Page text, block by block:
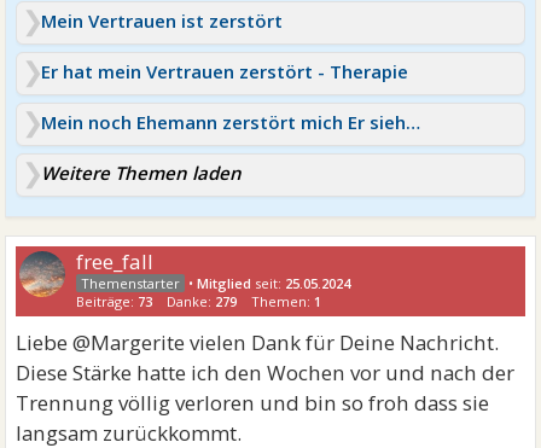
Mein Vertrauen ist zerstört
Er hat mein Vertrauen zerstört - Therapie
Mein noch Ehemann zerstört mich Er sieht es aber nich
Weitere Themen laden
free_fall
•Mitglied seit: 25.05.2024
Beiträge: 73 Danke: 279 Themen: 1
Liebe @Margerite vielen Dank für Deine Nachricht.
Diese Stärke hatte ich den Wochen vor und nach der
Trennung völlig verloren und bin so froh dass sie
langsam zurückkommt.